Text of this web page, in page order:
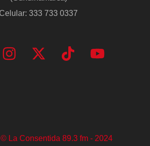
Celular: 333 733 0337
La Consentida 89.3 fm - 2024